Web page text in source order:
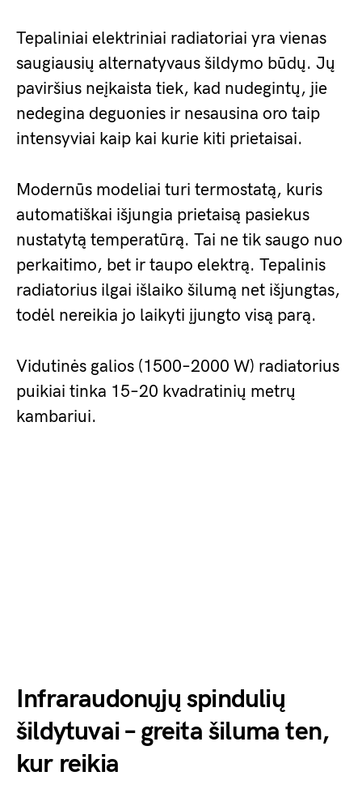
Tepaliniai elektriniai radiatoriai yra vienas
saugiausių alternatyvaus šildymo būdų. Jų
paviršius neįkaista tiek, kad nudegintų, jie
nedegina deguonies ir nesausina oro taip
intensyviai kaip kai kurie kiti prietaisai.
Modernūs modeliai turi termostatą, kuris
automatiškai išjungia prietaisą pasiekus
nustatytą temperatūrą. Tai ne tik saugo nuo
perkaitimo, bet ir taupo elektrą. Tepalinis
radiatorius ilgai išlaiko šilumą net išjungtas,
todėl nereikia jo laikyti įjungto visą parą.
Vidutinės galios (1500–2000 W) radiatorius
puikiai tinka 15–20 kvadratinių metrų
kambariui.
Infraraudonųjų spindulių
šildytuvai – greita šiluma ten,
kur reikia